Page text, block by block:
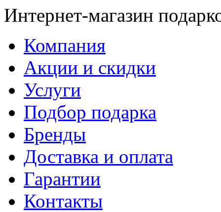
Интернет-магазин
Компания
Акции и скидки
Услуги
Подбор подарка
Бренды
Доставка и оплата
Гарантии
Контакты